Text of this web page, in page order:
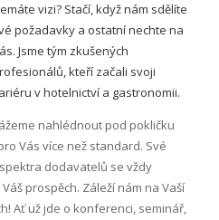
vizi? Stačí, když nám sdělíte
požadavky a ostatní nechte na
Jsme tým zkušených
kteří začali svoji
v hotelnictví a gastronomii.
nahlédnout pod pokličku
Vás více než standard. Své
dodavatelů se vždy
prospěch. Záleží nám na Vaší
Ať už jde o konferenci, seminář,